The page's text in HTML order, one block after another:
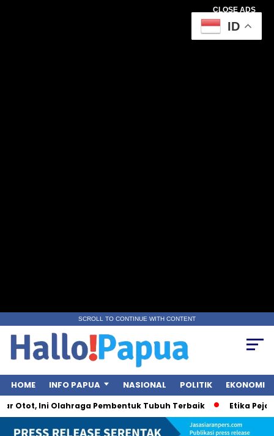
CLOSE ADS
SCROLL TO CONTINUE WITH CONTENT
HOME INFO PAPUA NASIONAL POLITIK EKONOMI
Otot, Ini Olahraga Pembentuk Tubuh Terbaik Etika
ID